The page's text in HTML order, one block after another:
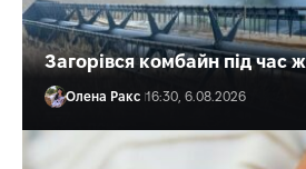
Загорівся комбайн під час
Олена Ракс 16:30, 6.08.2026